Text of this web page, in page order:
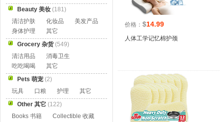
价格： $14.99
人体工学记忆棉护颈
Beauty 美妆 (181)
清洁护肤
化妆品
美发产品
身体护理
其它
Grocery 杂货(549)
清洁用品
消毒卫生
吃吃喝喝
其它
Pets 萌宠 (2)
玩具
口粮 护理
其它
Other 其它 (122)
Books 书籍
Collectible 收藏